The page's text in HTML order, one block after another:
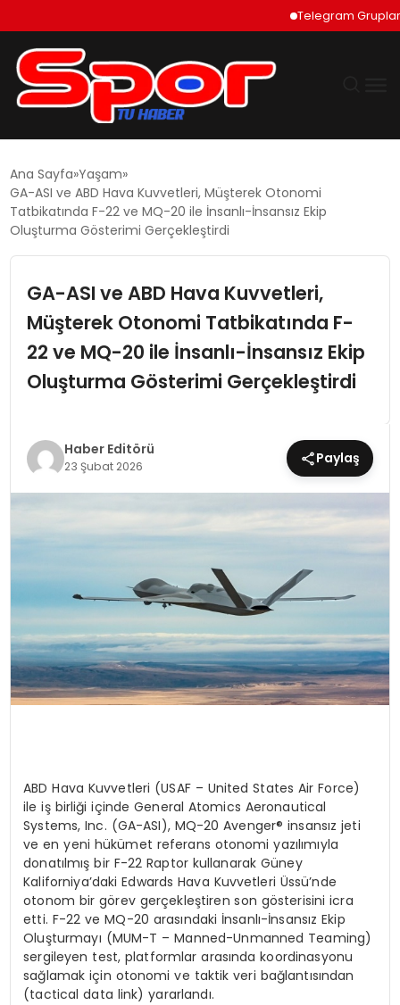
Telegram Grupları
DÜNYA
EKONOMI
SIYASET
TEKNOLOJI
EĞITIM
MAGAZIN
SPOR
YAŞAM
Ana Sayfa Yaşam
GA-ASI ve ABD Hava Kuvvetleri, Müşterek Otonomi
Tatbikatında F-22 ve MQ-20 ile İnsanlı-İnsansız Ekip
Oluşturma Gösterimi Gerçekleştirdi
GA-ASI ve ABD Hava Kuvvetleri,
Müşterek Otonomi Tatbikatında F-
22 ve MQ-20 ile İnsanlı-İnsansız Ekip
Oluşturma Gösterimi Gerçekleştirdi
Haber Editörü
23 Şubat 2026 Paylaş
ABD Hava Kuvvetleri (USAF – United States Air Force)
ile iş birliği içinde General Atomics Aeronautical
Systems, Inc. (GA-ASI), MQ-20 Avenger® insansız jeti
ve en yeni hükümet referans otonomi yazılımıyla
donatılmış bir F-22 Raptor kullanarak Güney
Kaliforniya’daki Edwards Hava Kuvvetleri Üssü’nde
otonom bir görev gerçekleştiren son gösterisini icra
etti. F-22 ve MQ-20 arasındaki İnsanlı-İnsansız Ekip
Oluşturmayı (MUM-T – Manned-Unmanned Teaming)
sergileyen test, platformlar arasında koordinasyonu
sağlamak için otonomi ve taktik veri bağlantısından
(tactical data link) yararlandı.